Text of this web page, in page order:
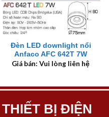
Đèn LED downlight nổi
Anfaco AFC 642T 7W
Giá bán: Vui lòng liên hệ
BỊ ĐIỆN